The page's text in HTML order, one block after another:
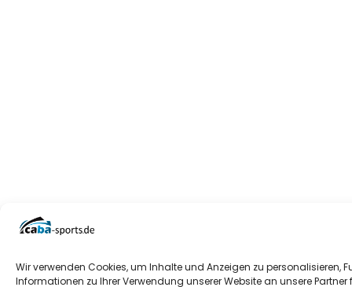
Wir verwenden Cookies, um Inhalte und Anzeigen zu
Informationen zu Ihrer Verwendung unserer Website an unsere